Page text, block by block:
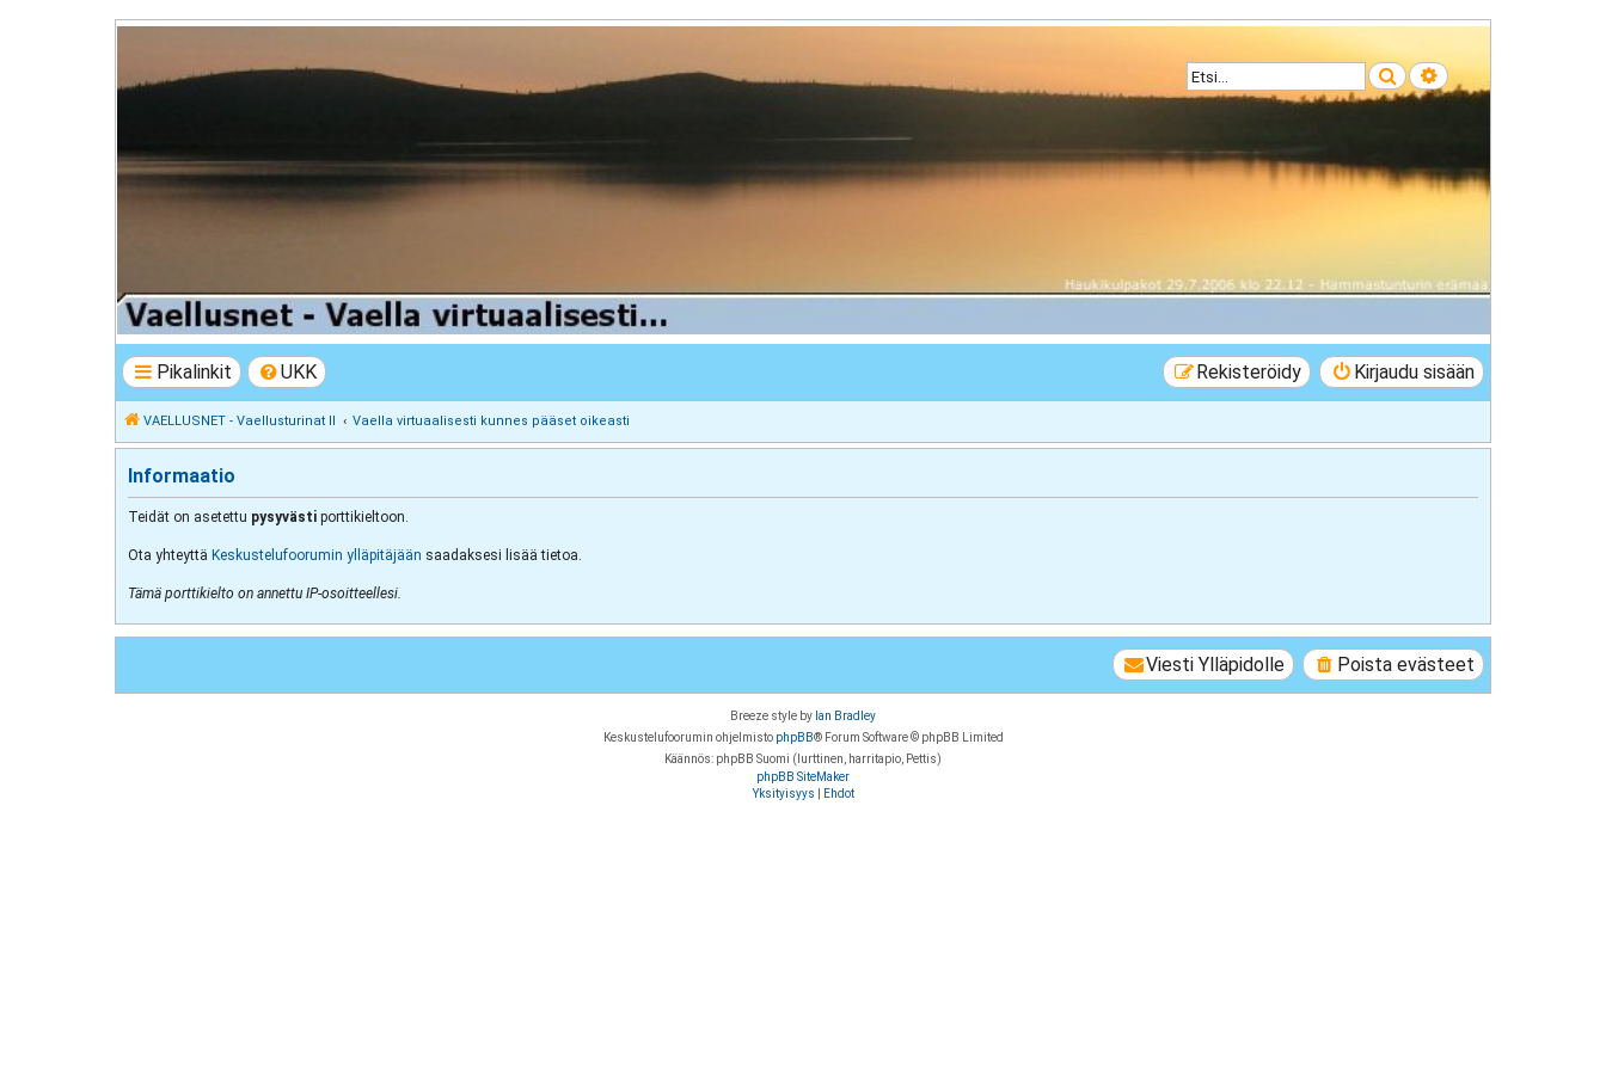
Etsi Tarkennettu haku
VAELLUSNET - Vaellusturinat II
Keskustelua vaeltamisesta ja Lapista
Pikalinkit UKK Kirjaudu sisään
Rekisteröidy
VAELLUSNET - Vaellusturinat II Vaella virtuaalisesti kunnes pääset oikeasti
Informaatio
Teidät on asetettu pysyvästi porttikieltoon.
Ota yhteyttä Keskustelufoorumin ylläpitäjään saadaksesi lisää tietoa.
Tämä porttikielto on annettu IP-osoitteellesi.
Poista evästeet
Viesti Ylläpidolle
Breeze style by Ian Bradley
Keskustelufoorumin ohjelmisto phpBB® Forum Software © phpBB Limited
Käännös: phpBB Suomi (lurttinen, harritapio, Pettis)
phpBB SiteMaker
Yksityisyys
Ehdot